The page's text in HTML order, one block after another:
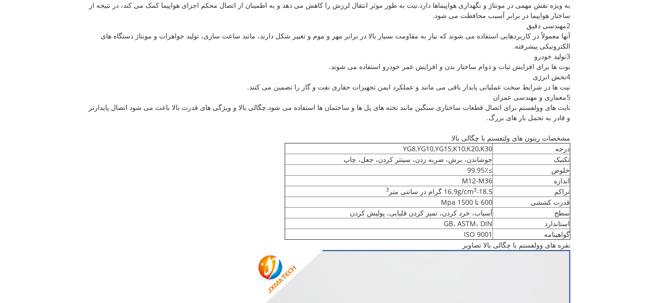
به ویژه نقش مهمی در مونتاژ و نگهداری هواپیماها دارد.نیت به طور موثر انتقال لرزش را کاهش می دهد و به اطمینان از اتصال محکم اجزای هواپیما کمک می کند، در نتیجه از
ساختار هواپیما در برابر آسیب محافظت می شود.
2مهندسی دقیق
آنها معمولاً در کاربردهایی استفاده می شوند که نیاز به مقاومت بسیار بالا در برابر مهر و موم و تغییر شکل دارند، مانند ساعت سازی، تولید جواهرات و مونتاژ دستگاه های
الکترونیکی پیشرفته.
3تولید خودرو
نوت ها برای افزایش ثبات و دوام ساختار بدن و افزایش عمر خودرو استفاده می شوند.
4بخش انرژی
نیت ها در شرایط سخت عملیاتی پایدار باقی می مانند و عملکرد ایمن تجهیزات حفاری نفت و گاز را تضمین می کنند.
5معماری و مهندسی عمران
نایت های وولفستم برای اتصال قطعات ساختاری سنگین مانند تخته های پل ها و ساختمان ها استفاده می شود.چگالی بالا و ویژگی های قدرت بالا باعث می شود اتصال پایدارتر
و قادر به تحمل بار های بزرگ.
مشخصات ریتون های ولتفستم با چگالی بالا
درجه
YG8,YG10,YG15,K10,K20,K30
تکنیک
جوشاندن، برش، ضربه زدن، سینتر کردن، جعل، چاپ
خلوص
≥99.95٪
اندازه
M12-M36
تراکم
16.9g/cm3-18.5 گرام در سانتی متر 3
قدرت کششی
600 تا 1500 Mpa
سطح
آسیاب، خرد کردن، تمیز کردن قلیایی، پولیش کردن
استاندارد
GB، ASTM، DIN
گواهینامه
ISO 9001
نقره های وولفستم با چگالی بالا تصاویر